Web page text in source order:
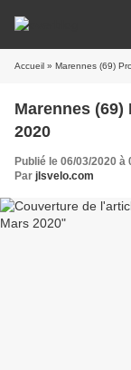
Accueil » Marennes (69)
Marennes
2020
Publié le 06/03/2020 à
Par jlsvelo.com